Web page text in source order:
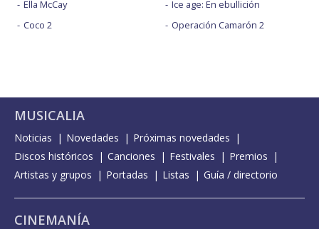
Ella McCay
Coco 2
Ice age: En ebullición
Operación Camarón 2
MUSICALIA
Noticias Novedades
Próximas novedades
Discos históricos
Canciones Festivales
Premios
Artistas y grupos
Portadas Listas Guía / directorio
CINEMANÍA